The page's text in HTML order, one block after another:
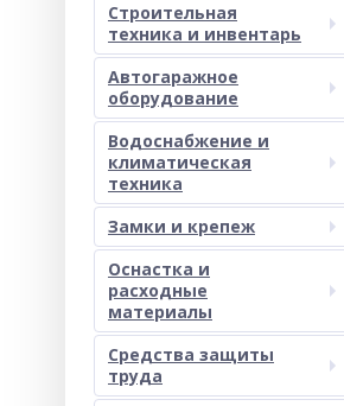
Строительная
техника и инвентарь
Автогаражное
оборудование
Водоснабжение и
климатическая
техника
Замки и крепеж
Оснастка и
расходные
материалы
Средства защиты
труда